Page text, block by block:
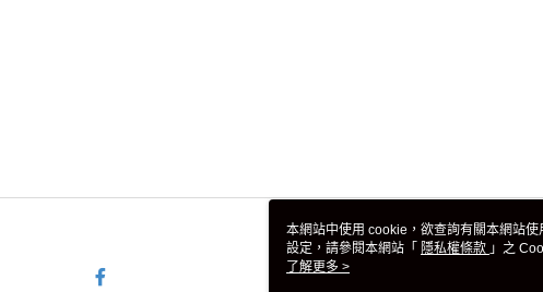
關
本網站中使用 cookie，欲查詢有關本網站
設定，請參閱本網站「 隱私權條款 」之
使用 cookie。
了解更多 >